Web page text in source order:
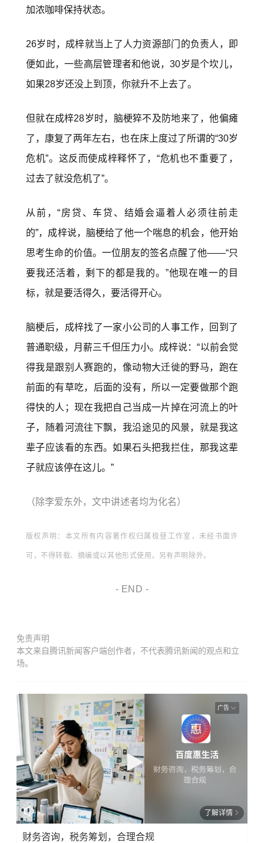
加浓咖啡保持状态。
26岁时，成梓就当上了人力资源部门的负责人，即
便如此，一些高层管理者和他说，30岁是个坎儿，
如果28岁还没上到顶，你就升不上去了。
但就在成梓28岁时，脑梗猝不及防地来了，他偏瘫
了，康复了两年左右，也在床上度过了所谓的“30岁
危机”。这反而使成梓释怀了，“危机也不重要了，
过去了就没危机了”。
从前，“房贷、车贷、结婚会逼着人必须往前走
的”，成梓说，脑梗给了他一个喘息的机会，他开始
思考生命的价值。一位朋友的签名点醒了他——“只
要我还活着，剩下的都是我的。”他现在唯一的目
标，就是要活得久，要活得开心。
脑梗后，成梓找了一家小公司的人事工作，回到了
普通职级，月薪三千但压力小。成梓说：“以前会觉
得我是跟别人赛跑的，像动物大迁徙的野马，跑在
前面的有草吃，后面的没有，所以一定要做那个跑
得快的人；现在我把自己当成一片掉在河流上的叶
子，随着河流往下飘，我沿途见的风景，就是我这
辈子应该看的东西。如果石头把我拦住，那我这辈
子就应该停在这儿。”
（除李爱东外，文中讲述者均为化名）
版权声明：本文所有内容著作权归属极昼工作室，未经书面许
可，不得转载、摘编或以其他形式使用，另有声明除外。
- END -
免责声明
本文来自腾讯新闻客户端创作者，不代表腾讯新闻的观点和立
场。
广告
了解详情
财务咨询，税务筹划，合理合规